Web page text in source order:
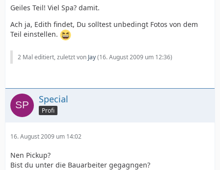
Geiles Teil! Viel Spa? damit.
Ach ja, Edith findet, Du solltest unbedingt Fotos von dem
Teil einstellen.
2 Mal editiert, zuletzt von Jay(16. August 2009 um 12:36)
Special
Profi
16. August 2009 um 14:02
Nen Pickup?
Bist du unter die Bauarbeiter gegagngen?